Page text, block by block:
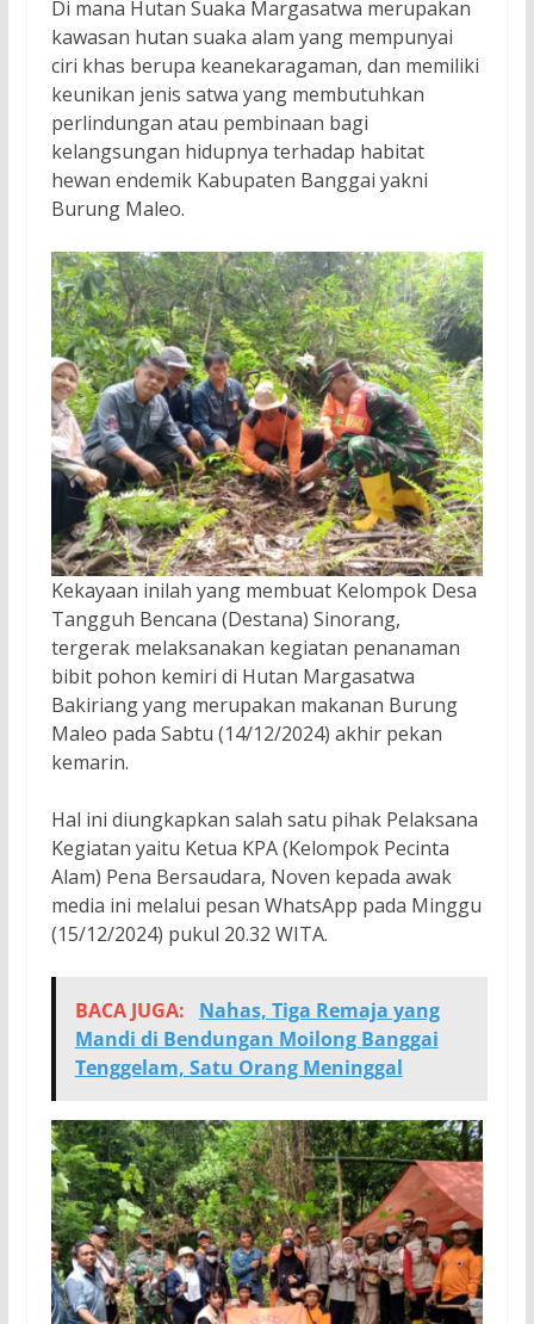
Di mana Hutan Suaka Margasatwa merupakan
kawasan hutan suaka alam yang mempunyai
ciri khas berupa keanekaragaman, dan memiliki
keunikan jenis satwa yang membutuhkan
perlindungan atau pembinaan bagi
kelangsungan hidupnya terhadap habitat
hewan endemik Kabupaten Banggai yakni
Burung Maleo.
Kekayaan inilah yang membuat Kelompok Desa
Tangguh Bencana (Destana) Sinorang,
tergerak melaksanakan kegiatan penanaman
bibit pohon kemiri di Hutan Margasatwa
Bakiriang yang merupakan makanan Burung
Maleo pada Sabtu (14/12/2024) akhir pekan
kemarin.
Hal ini diungkapkan salah satu pihak Pelaksana
Kegiatan yaitu Ketua KPA (Kelompok Pecinta
Alam) Pena Bersaudara, Noven kepada awak
media ini melalui pesan WhatsApp pada Minggu
(15/12/2024) pukul 20.32 WITA.
BACA JUGA:
Nahas, Tiga Remaja yang
Mandi di Bendungan Moilong Banggai
Tenggelam, Satu Orang Meninggal